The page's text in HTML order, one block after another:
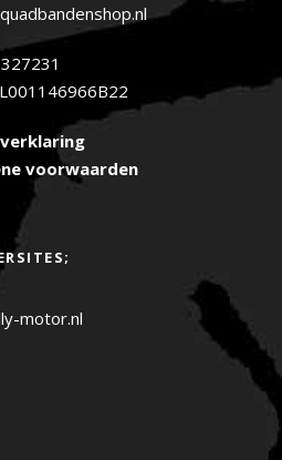
voorwaarden
motor.nl